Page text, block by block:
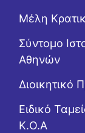
Μέλη
Σύντομο
Αθηνών
Διοικητικό
Ειδικό
Κ.Ο.Α